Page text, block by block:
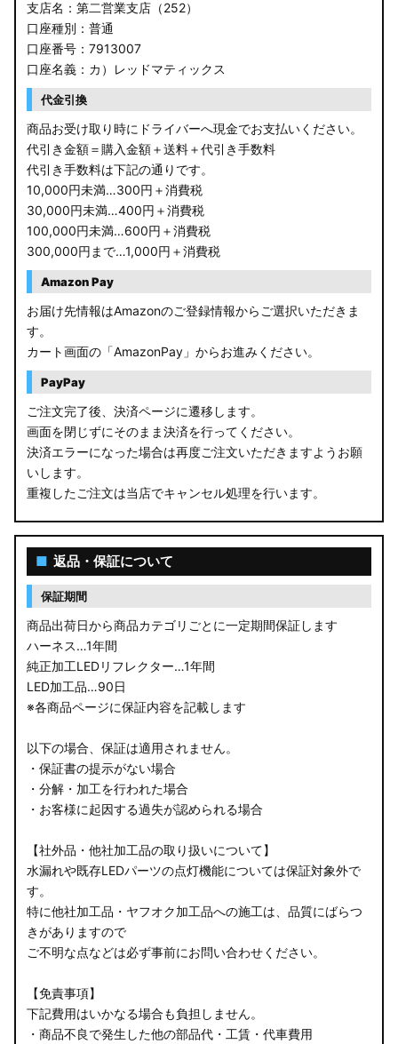
支店名：第二営業支店（252）
口座種別：普通
口座番号：7913007
口座名義：カ）レッドマティックス
代金引換
商品お受け取り時にドライバーへ現金でお支払いください。
代引き金額＝購入金額＋送料＋代引き手数料
代引き手数料は下記の通りです。
10,000円未満…300円＋消費税
30,000円未満…400円＋消費税
100,000円未満…600円＋消費税
300,000円まで…1,000円＋消費税
Amazon Pay
お届け先情報はAmazonのご登録情報からご選択いただきま
す。
カート画面の「AmazonPay」からお進みください。
PayPay
ご注文完了後、決済ページに遷移します。
画面を閉じずにそのまま決済を行ってください。
決済エラーになった場合は再度ご注文いただきますようお願
いします。
重複したご注文は当店でキャンセル処理を行います。
■ 返品・保証について
保証期間
商品出荷日から商品カテゴリごとに一定期間保証します
ハーネス…1年間
純正加工LEDリフレクター…1年間
LED加工品…90日
※各商品ページに保証内容を記載します
以下の場合、保証は適用されません。
・保証書の提示がない場合
・分解・加工を行われた場合
・お客様に起因する過失が認められる場合
【社外品・他社加工品の取り扱いについて】
水漏れや既存LEDパーツの点灯機能については保証対象外で
す。
特に他社加工品・ヤフオク加工品への施工は、品質にばらつ
きがありますので
ご不明な点などは必ず事前にお問い合わせください。
【免責事項】
下記費用はいかなる場合も負担しません。
・商品不良で発生した他の部品代・工賃・代車費用